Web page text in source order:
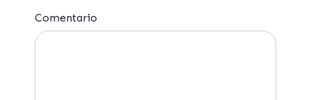
Comentario